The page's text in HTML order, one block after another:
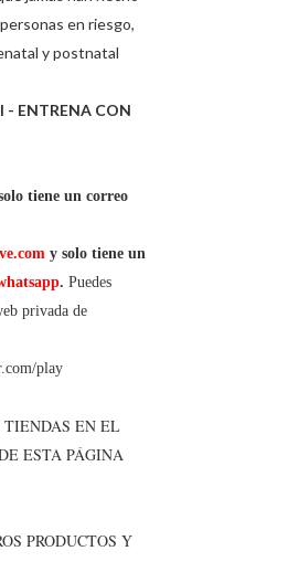
en riesgo,
y postnatal
- ENTRENA CON
tiene un correo
y solo tiene un
. Puedes
privada de
play
EN EL
ESTA PÁGINA
PRODUCTOS Y